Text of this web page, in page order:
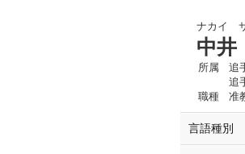
ナカイ
中
所属
追
追
職種
准
言語種別